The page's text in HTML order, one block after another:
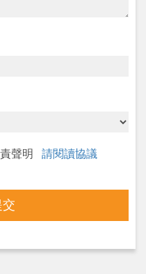
聲明 請閱讀協議